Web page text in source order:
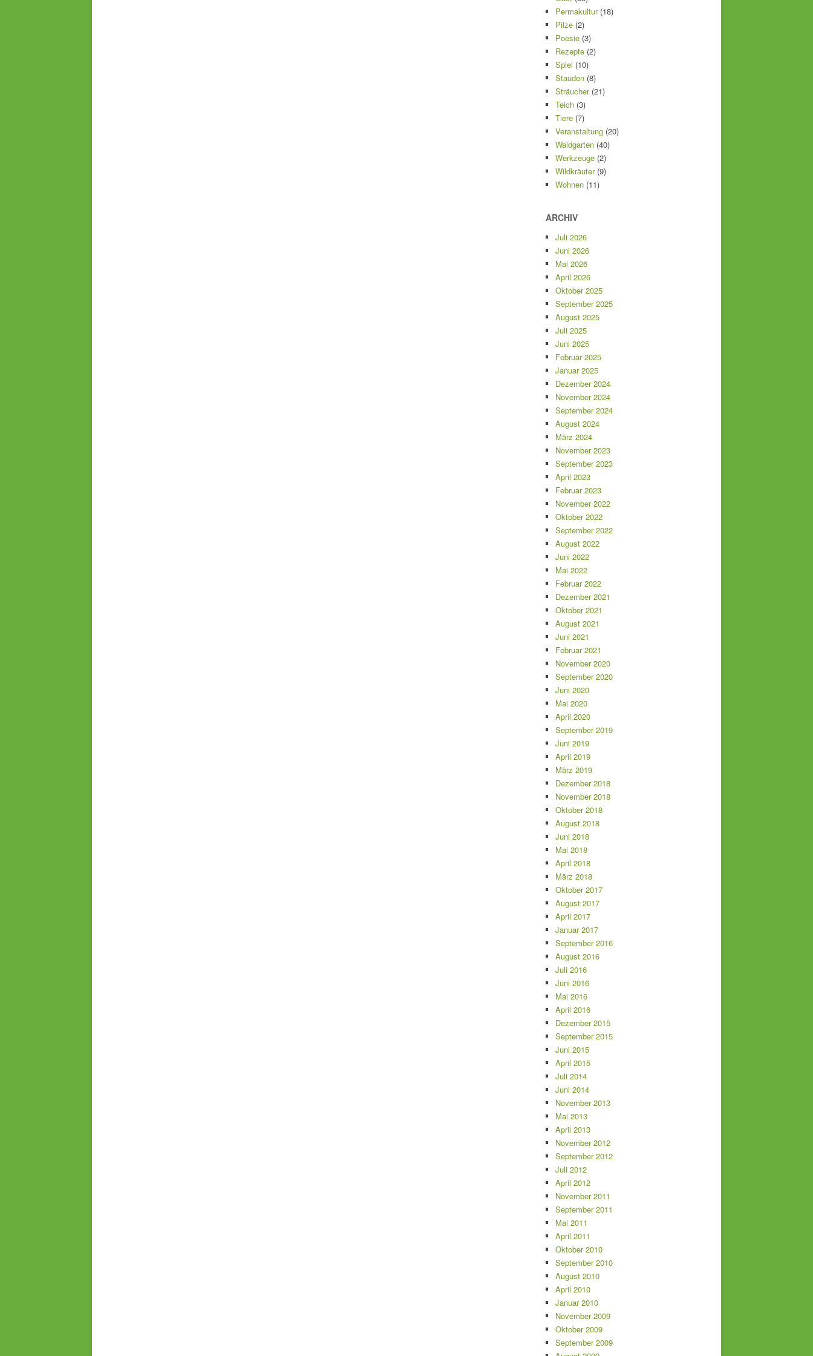
Permakultur(18)
Pilze (2)
Poesie (3)
Rezepte (2)
Spiel (10)
Stauden (8)
Sträucher(21)
Teich (3)
Tiere (7)
Veranstaltung (20)
Waldgarten (40)
Werkzeuge (2)
Wildkräuter(9)
Wohnen (11)
ARCHIV
Juli 2026
Juni 2026
Mai 2026
April 2026
Oktober 2025
September 2025
August 2025
Juli 2025
Juni 2025
Februar 2025
Januar 2025
Dezember 2024
November 2024
September 2024
August 2024
März 2024
November 2023
September 2023
April 2023
Februar 2023
November 2022
Oktober 2022
September 2022
August 2022
Juni 2022
Mai 2022
Februar 2022
Dezember 2021
Oktober 2021
August 2021
Juni 2021
Februar 2021
November 2020
September 2020
Juni 2020
Mai 2020
April 2020
September 2019
Juni 2019
April 2019
März 2019
Dezember 2018
November 2018
Oktober 2018
August 2018
Juni 2018
Mai 2018
April 2018
März 2018
Oktober 2017
August 2017
April 2017
Januar 2017
September 2016
August 2016
Juli 2016
Juni 2016
Mai 2016
April 2016
Dezember 2015
September 2015
Juni 2015
April 2015
Juli 2014
Juni 2014
November 2013
Mai 2013
April 2013
November 2012
September 2012
Juli 2012
April 2012
November 2011
September 2011
Mai 2011
April 2011
Oktober 2010
September 2010
August 2010
April 2010
Januar 2010
November 2009
Oktober 2009
September 2009